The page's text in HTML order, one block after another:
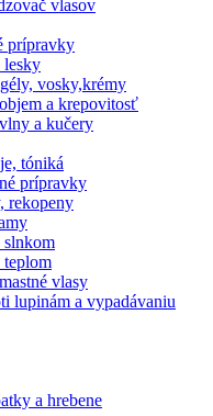
vlasov
prípravky
lesky
vosky,krémy
a krepovitosť
a kučery
tóniká
prípravky
rekopeny
slnkom
teplom
vlasy
lupinám a vypadávaniu
a hrebene